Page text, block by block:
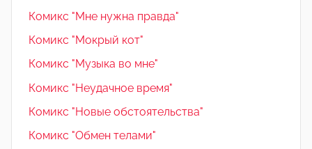
Комикс "Мне нужна правда"
Комикс "Мокрый кот"
Комикс "Музыка во мне"
Комикс "Неудачное время"
Комикс "Новые обстоятельства"
Комикс "Обмен телами"